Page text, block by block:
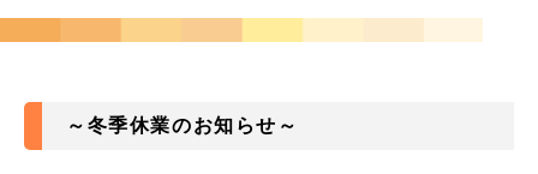
～冬季休業のお知らせ～